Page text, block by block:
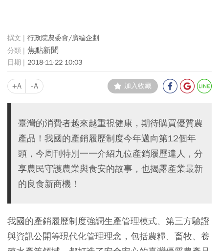
行政院農委會/廣編企劃
焦點新聞
2018-11-22 10:03
+A -A 加入收藏
臺灣的消費者越來越重視健康，期待購買優質農
產品！我國的產銷履歷制度今年邁向第12個年
頭，今周刊特別一一介紹九位產銷履歷達人，分
享農民守護農業與食安的故事，也揭露產業最新
的良食新商機！
我國的產銷履歷制度強調生產管理模式、第三方驗證
與資訊公開等現代化管理理念，包括農糧、畜牧、養